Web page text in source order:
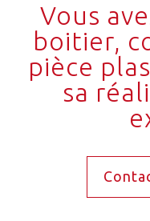
Vous
boitier,
pièce
sa